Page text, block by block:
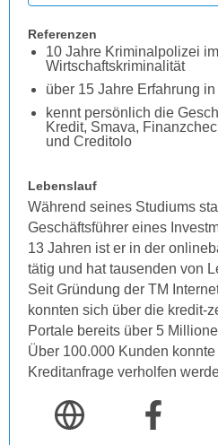
Referenzen
10 Jahre Kriminalpolizei
Wirtschaftskriminalität
über 15 Jahre Erfahrung
kennt persönlich die
Kredit, Smava,
und Creditolo
Lebenslauf
Während seines Studiums
Geschäftsführer eines
13 Jahren ist er in der
tätig und hat tausenden von
Seit Gründung der TM
konnten sich über die kredit-
Portale bereits über 5
Über 100.000 Kunden
Kreditanfrage verholfen